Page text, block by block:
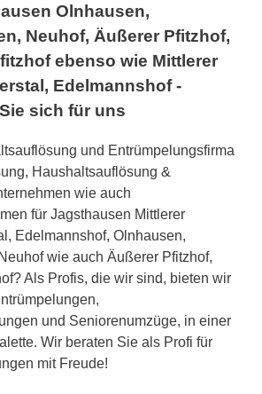
Olnhausen,
Neuhof, Äußerer Pfitzhof,
ebenso wie Mittlerer
Edelmannshof -
sich für uns
und Entrümpelungsfirma
Haushaltsauflösung &
wie auch
für Jagsthausen Mittlerer
Edelmannshof, Olnhausen,
wie auch Äußerer Pfitzhof,
Als Profis, die wir sind, bieten wir
und Seniorenumzüge, in einer
Wir beraten Sie als Profi für
mit Freude!